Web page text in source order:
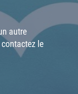
autre
le